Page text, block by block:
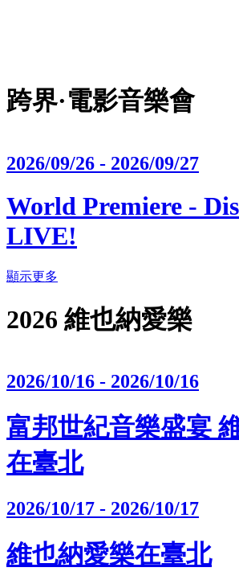
跨界·電影音樂會
2026/09/26 - 2026/09/27
World Premiere -
LIVE!
顯示更多
2026 維也納愛樂
2026/10/16 - 2026/10/16
富邦世紀音樂盛宴
在臺北
2026/10/17 - 2026/10/17
維也納愛樂在臺北